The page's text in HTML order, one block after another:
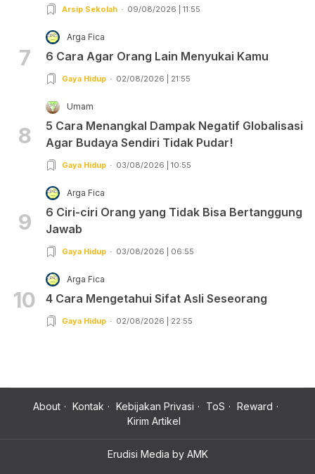
Arsip Sekolah 09/08/2026 | 11:55
7
Arga Fica
6 Cara Agar Orang Lain Menyukai Kamu
Gaya Hidup 02/08/2026 | 21:55
8
Umam
5 Cara Menangkal Dampak Negatif Globalisasi
Agar Budaya Sendiri Tidak Pudar!
Gaya Hidup 03/08/2026 | 10:55
9
Arga Fica
6 Ciri-ciri Orang yang Tidak Bisa Bertanggung
Jawab
Gaya Hidup 03/08/2026 | 06:55
10
Arga Fica
4 Cara Mengetahui Sifat Asli Seseorang
Gaya Hidup 02/08/2026 | 22:55
About Kontak Kebijakan Privasi ToS
Reward
Kirim Artikel
Erudisi Media by AMK